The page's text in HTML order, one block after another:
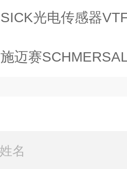
SICK光电传感器
施迈赛SCHMERSAL行